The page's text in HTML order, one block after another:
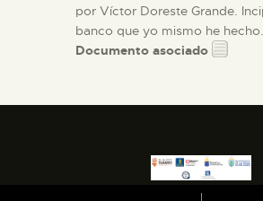
por Víctor Doreste Grande.
banco que yo mismo he
Documento asociado